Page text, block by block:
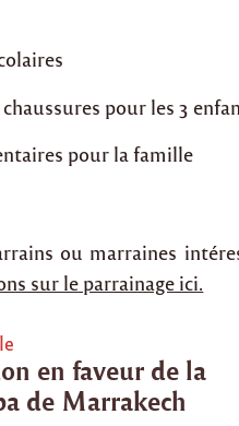
pour les 3
pour la famille
ou marraines
sur le parrainage ici.
en faveur de la
de Marrakech